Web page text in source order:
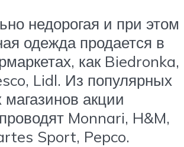
недорогая и при этом
одежда продается в
как Biedronka,
Lidl. Из популярных
акции
Monnari, H&M,
Sport, Pepco.